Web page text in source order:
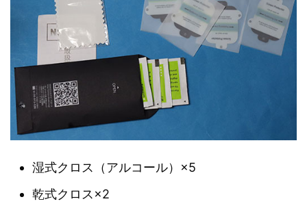
湿式クロス（アルコール）×5
乾式クロス×2